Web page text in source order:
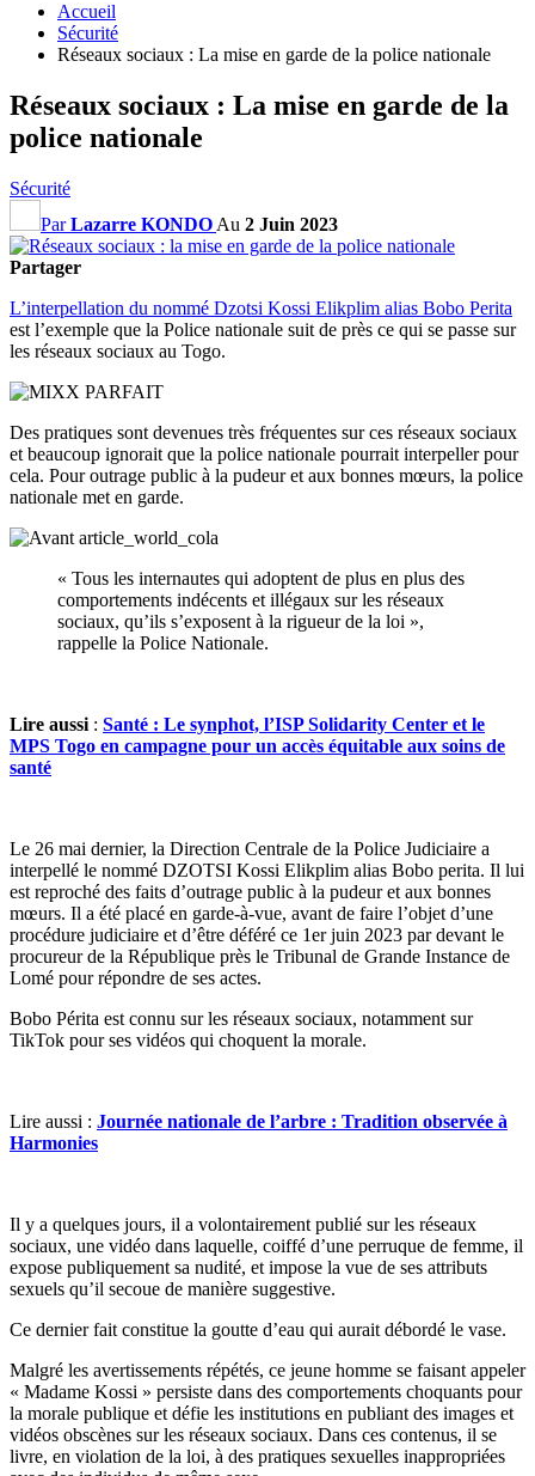
Accueil
Sécurité
Réseaux sociaux : La mise en garde de la police nationale
Réseaux sociaux : La mise en garde de la
police nationale
Sécurité
ParLazarre KONDO Au 2 Juin 2023
Partager
L’interpellation du nommé Dzotsi Kossi Elikplim alias Bobo Perita
est l’exemple que la Police nationale suit de près ce qui se passe sur
les réseaux sociaux au Togo.
Des pratiques sont devenues très fréquentes sur ces réseaux sociaux
et beaucoup ignorait que la police nationale pourrait interpeller pour
cela. Pour outrage public à la pudeur et aux bonnes mœurs, la police
nationale met en garde.
« Tous les internautes qui adoptent de plus en plus des
comportements indécents et illégaux sur les réseaux
sociaux, qu’ils s’exposent à la rigueur de la loi »,
rappelle la Police Nationale.
Lire aussi : Santé : Le synphot, l’ISP Solidarity Center et le
MPS Togo en campagne pour un accès équitable aux soins de
santé
Le 26 mai dernier, la Direction Centrale de la Police Judiciaire a
interpellé le nommé DZOTSI Kossi Elikplim alias Bobo perita. Il lui
est reproché des faits d’outrage public à la pudeur et aux bonnes
mœurs. Il a été placé en garde-à-vue, avant de faire l’objet d’une
procédure judiciaire et d’être déféré ce 1er juin 2023 par devant le
procureur de la République près le Tribunal de Grande Instance de
Lomé pour répondre de ses actes.
Bobo Périta est connu sur les réseaux sociaux, notamment sur
TikTok pour ses vidéos qui choquent la morale.
Lire aussi : Journée nationale de l’arbre : Tradition observée à
Harmonies
Il y a quelques jours, il a volontairement publié sur les réseaux
sociaux, une vidéo dans laquelle, coiffé d’une perruque de femme, il
expose publiquement sa nudité, et impose la vue de ses attributs
sexuels qu’il secoue de manière suggestive.
Ce dernier fait constitue la goutte d’eau qui aurait débordé le vase.
Malgré les avertissements répétés, ce jeune homme se faisant appeler
« Madame Kossi » persiste dans des comportements choquants pour
la morale publique et défie les institutions en publiant des images et
vidéos obscènes sur les réseaux sociaux. Dans ces contenus, il se
livre, en violation de la loi, à des pratiques sexuelles inappropriées